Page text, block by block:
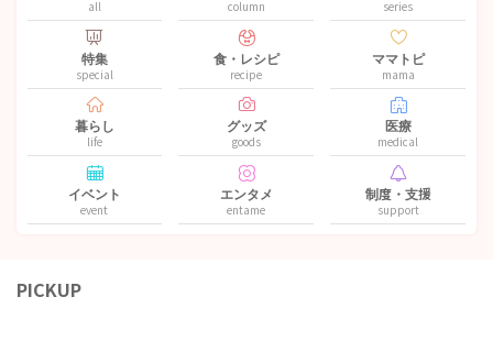
all column series
特集
special
食・レシピ
recipe
ママトピ
mama
暮らし
life
グッズ
goods
医療
medical
イベント
event
エンタメ
entame
制度・支援
support
PICKUP